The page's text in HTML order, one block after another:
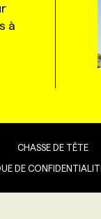
à
CHASSE DE TÊTE
DE